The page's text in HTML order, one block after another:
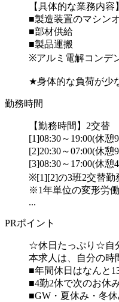
【具体的な業務内容】
■製造装置のマシン
■部材供給
■製品運搬
※アルミ電解コンデ
★身体的な負荷が少
勤務時間
【勤務時間】2交替
[1]08:30～19:00(休憩
[2]20:30～07:00(休憩
[3]08:30～17:00(休憩
※[1][2]の3班2交替勤
※1年単位の変形労働
...
PRポイント
☆休日たっぷり☆自
本求人は、自分の時
■年間休日はなんと
■4勤2休で次のお休
■GW・夏休み・冬